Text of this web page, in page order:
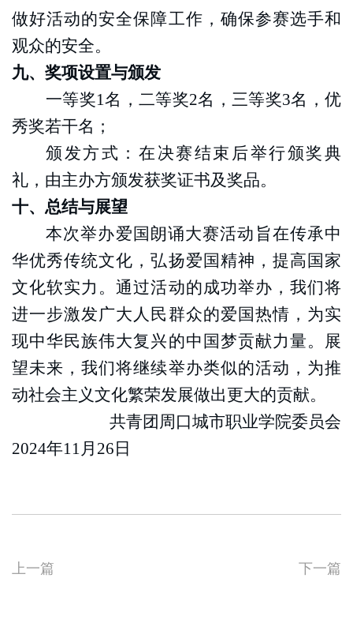
做好活动的安全保障工作，确保参赛选手和
观众的安全。
九、奖项设置与颁发
一等奖1名，二等奖2名，三等奖3名，优
秀奖若干名；
颁发方式：在决赛结束后举行颁奖典
礼，由主办方颁发获奖证书及奖品。
十、总结与展望
本次举办爱国朗诵大赛活动旨在传承中
华优秀传统文化，弘扬爱国精神，提高国家
文化软实力。通过活动的成功举办，我们将
进一步激发广大人民群众的爱国热情，为实
现中华民族伟大复兴的中国梦贡献力量。展
望未来，我们将继续举办类似的活动，为推
动社会主义文化繁荣发展做出更大的贡献。
共青团周口城市职业学院委员会
2024年11月26日
上一篇 下一篇